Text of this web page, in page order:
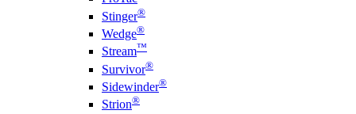
Stinger®
Wedge®
Stream™
Survivor®
Sidewinder®
Strion®